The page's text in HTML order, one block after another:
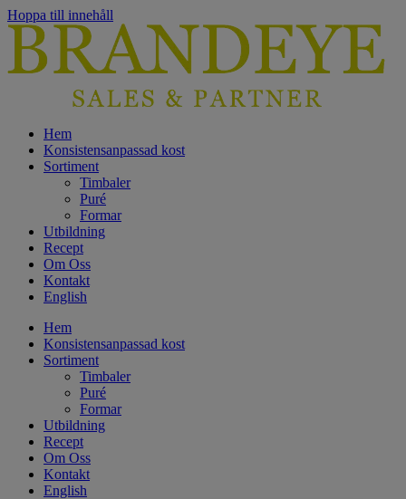
Hoppa till innehåll
Hem
Konsistensanpassad kost
Sortiment
Timbaler
Puré
Formar
Utbildning
Recept
Om Oss
Kontakt
English
Hem
Konsistensanpassad kost
Sortiment
Timbaler
Puré
Formar
Utbildning
Recept
Om Oss
Kontakt
English